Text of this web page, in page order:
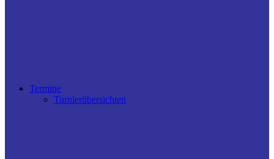
Termine
Turnierübersichten